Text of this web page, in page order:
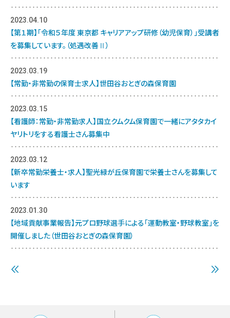
2023.04.10
【第１期】「令和５年度 東京都 キャリアアップ研修（幼児保育）」受講者
を募集しています。（処遇改善Ⅱ）
2023.03.19
【常勤・非常勤の保育士求人】世田谷おとぎの森保育園
2023.03.15
【看護師：常勤・非常勤求人】国立クムクム保育園で一緒にアタタカイ
ヤリトリをする看護士さん募集中
2023.03.12
【新卒常勤栄養士・求人】聖光緑が丘保育園で栄養士さんを募集して
います
2023.01.30
【地域貢献事業報告】元プロ野球選手による「運動教室・野球教室」を
開催しました（世田谷おとぎの森保育園）